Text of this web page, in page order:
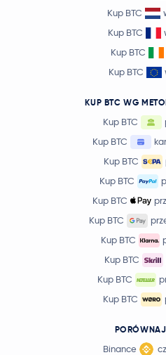
Kup BTC
Kup BTC
Kup BTC
Kup BTC
KUP BTC WG
Kup BTC
Kup BTC
Kup BTC
Kup BTC
Kup BTC
Kup BTC
Kup BTC
Kup BTC
Kup BTC
Kup BTC
Binance